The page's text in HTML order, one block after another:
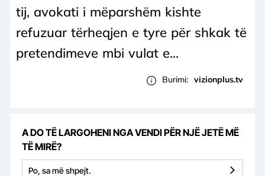
tij, avokati i mëparshëm kishte
refuzuar tërheqjen e tyre për shkak të
pretendimeve mbi vulat e...
Burimi: vizionplus.tv
A DO TË LARGOHENI NGA VENDI PËR NJË JETË MË
TË MIRË?
Po, sa më shpejt.